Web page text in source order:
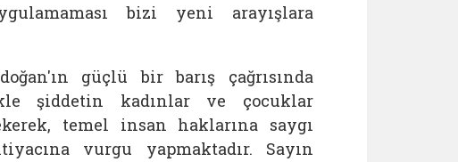
bizi yeni arayışlara
güçlü bir barış çağrısında
şiddetin kadınlar ve çocuklar
temel insan haklarına saygı
vurgu yapmaktadır. Sayın